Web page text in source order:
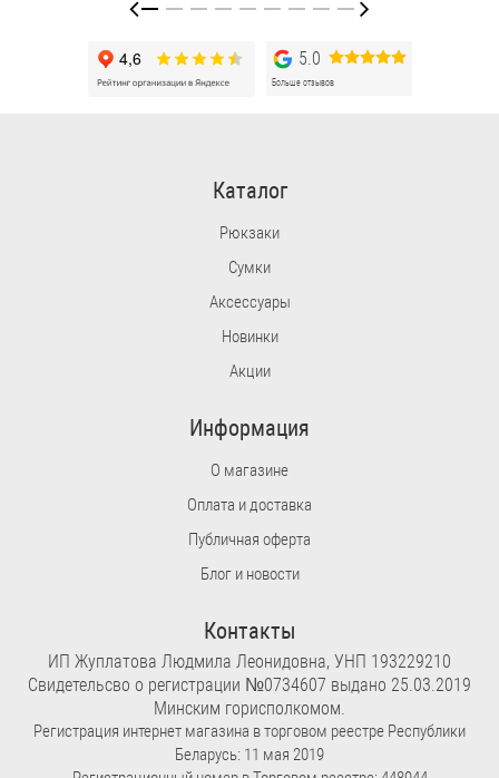
5.0
Больше отзывов
Каталог
Рюкзаки
Сумки
Аксессуары
Новинки
Акции
Информация
О магазине
Оплата и доставка
Публичная оферта
Блог и новости
Контакты
ИП Жуплатова Людмила Леонидовна, УНП 193229210
Свидетельсво о регистрации №0734607 выдано 25.03.2019
Минским горисполкомом.
Регистрация интернет магазина в торговом реестре Республики
Беларусь: 11 мая 2019